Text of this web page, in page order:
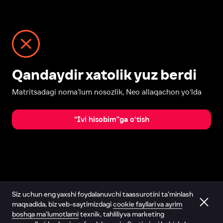
Qandaydir xatolik yuz berdi
Matritsadagi noma’lum nosozlik, Neo allaqachon yo‘lda
“Ivi hisobim”ga o‘tish
Siz uchun eng yaxshi foydalanuvchi taassurotini ta’minlash
maqsadida, biz veb-saytimizdagicookie fayllari va ayrim
boshqa ma’lumotlarnitexnik, tahliliy va marketing